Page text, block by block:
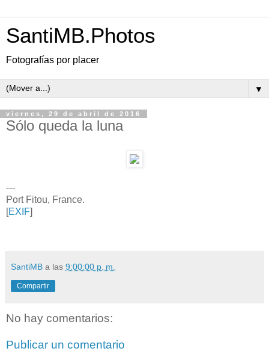
SantiMB.Photos
Fotografías por placer
▼
viernes, 29 de abril de 2016
Sólo queda la luna
---
Port Fitou, France.
[EXIF]
SantiMB a las 9:00:00 p. m.
Compartir
No hay comentarios:
Publicar un comentario